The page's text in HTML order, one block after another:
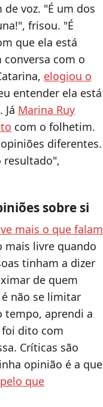
voz. "É um dos
frisou. "É
que ela está
com o
elogiou o
entender ela está
Marina Ruy
com o folhetim.
diferentes.
resultado",
sobre si
mais o que falam
mais livre quando
tinham a dizer
de quem
não se limitar
tempo, aprendi a
dito com
Críticas são
opinião é a que
que